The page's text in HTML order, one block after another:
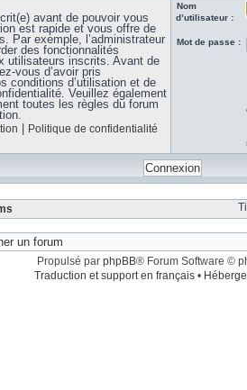
avant de pouvoir vous
est rapide et vous offre de
Par exemple, l’administrateur
des fonctionnalités
utilisateurs inscrits. Avant de
vous d’avoir pris
conditions d’utilisation et de
Veuillez également
toutes les règles du forum
Politique de confidentialité
Nom
d’utilisateur :
Mot de passe :
Propulsé par phpBB® Forum Software ©
Traduction et support en français •